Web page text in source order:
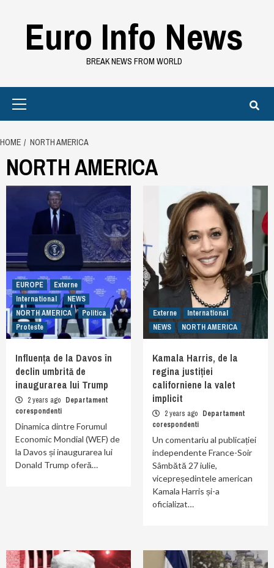
contentEuro Info News
BREAK NEWS FROM WORLD
HOME NORTH AMERICA
NORTH AMERICA
EUROPE
Externe
International
NEWS
NORTH AMERICA
Politica
Proteste
Influența de la Davos în
declin umbrită de
inaugurarea lui Trump
2 years ago Departament
corespondenti
Dinamica dintre Forumul
Economic Mondial (WEF) de
la Davos și inaugurarea lui
Donald Trump oferă…
Externe
International
NEWS
NORTH AMERICA
Kamala Harris, de la
regina justiției
californiene la valet
implicit
2 years ago Departament
corespondenti
Un comentariu al publicației
independente France-Soir
Sâmbătă 27 iulie,
vicepreședintele american
Kamala Harris și-a
oficializat…